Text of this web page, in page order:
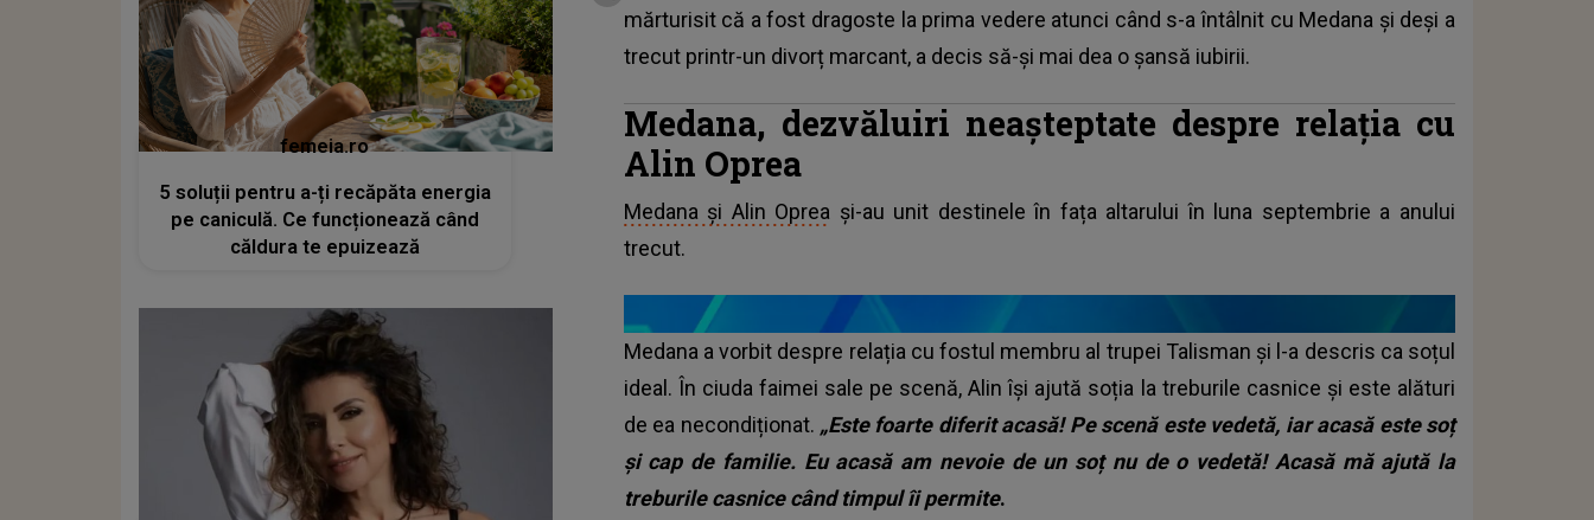
mărturisit că a fost dragoste la prima vedere atunci când s-a întâlnit cu Medana și deși a
trecut printr-un divorț marcant, a decis să-și mai dea o șansă iubirii.
Medana, dezvăluiri neașteptate despre relația cu
Alin Oprea
Medana și Alin Oprea și-au unit destinele în fața altarului în luna septembrie a anului
trecut.
Medana a vorbit despre relația cu fostul membru al trupei Talisman și l-a descris ca soțul
ideal. În ciuda faimei sale pe scenă, Alin își ajută soția la treburile casnice și este alături
de ea necondiționat. „Este foarte diferit acasă! Pe scenă este vedetă, iar acasă este soț
și cap de familie. Eu acasă am nevoie de un soț nu de o vedetă! Acasă mă ajută la
treburile casnice când timpul îi permite.
femeia.ro
5 soluții pentru a-ți recăpăta energia
pe caniculă. Ce funcționează când
căldura te epuizează